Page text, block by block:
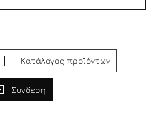
Κατάλογος προϊόντων
Σύνδεση